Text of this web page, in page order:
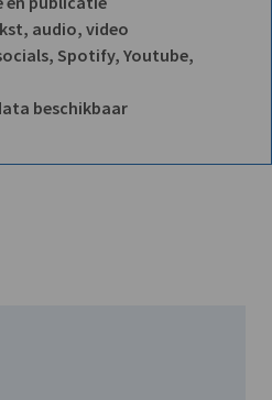
audio, video
Spotify, Youtube,
beschikbaar